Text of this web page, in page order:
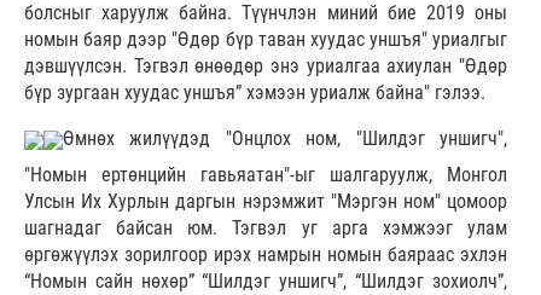
болсныг харуулж байна. Түүнчлэн миний бие 2019 оны
номын баяр дээр "Өдөр бүр таван хуудас уншъя" уриалгыг
дэвшүүлсэн. Тэгвэл өнөөдөр энэ уриалгаа ахиулан "Өдөр
бүр зургаан хуудас уншъя” хэмээн уриалж байна" гэлээ.
Өмнөх жилүүдэд "Онцлох ном, "Шилдэг уншигч",
"Номын ертөнцийн гавьяатан"-ыг шалгаруулж, Монгол
Улсын Их Хурлын даргын нэрэмжит "Мэргэн ном" цомоор
шагнадаг байсан юм. Тэгвэл уг арга хэмжээг улам
өргөжүүлэх зорилгоор ирэх намрын номын баяраас эхлэн
“Номын сайн нөхөр” “Шилдэг уншигч”, “Шилдэг зохиолч”,